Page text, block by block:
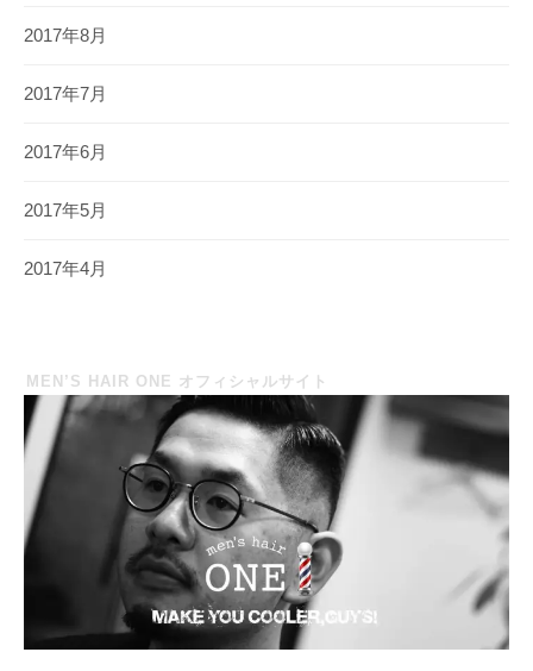
2017年8月
2017年7月
2017年6月
2017年5月
2017年4月
MEN’S HAIR ONE オフィシャルサイト